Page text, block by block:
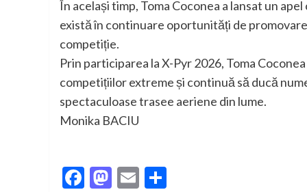
În același timp, Toma Coconea a lansat un
există în continuare oportunități de
competiție.
Prin participarea la X-Pyr 2026, Toma
competițiilor extreme și continuă să ducă
spectaculoase trasee aeriene din lume.
Monika BACIU
Facebook
Mastodon
Email